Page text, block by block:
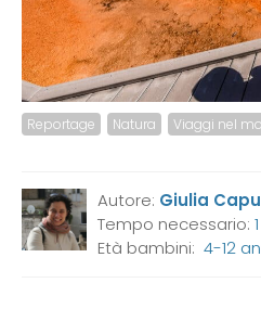
Reportage Natura Viaggi nel
Autore: Giulia
Tempo necessario:
Età bambini: 4-12